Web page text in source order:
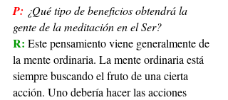
P: ¿Qué tipo de beneficios obtendrá la
gente de la meditación en el Ser?
R: Este pensamiento viene generalmente de
la mente ordinaria. La mente ordinaria está
siempre buscando el fruto de una cierta
acción. Uno debería hacer las acciones